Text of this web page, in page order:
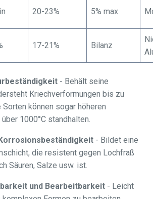
20-23% 5% max
17-21% Bilanz
- Behält seine
Kriechverformungen bis zu
Sorten können sogar höheren
1000°C standhalten.
- Bildet eine
die resistent gegen Lochfraß
Säuren, Salze usw. ist.
und Bearbeitbarkeit - Leicht